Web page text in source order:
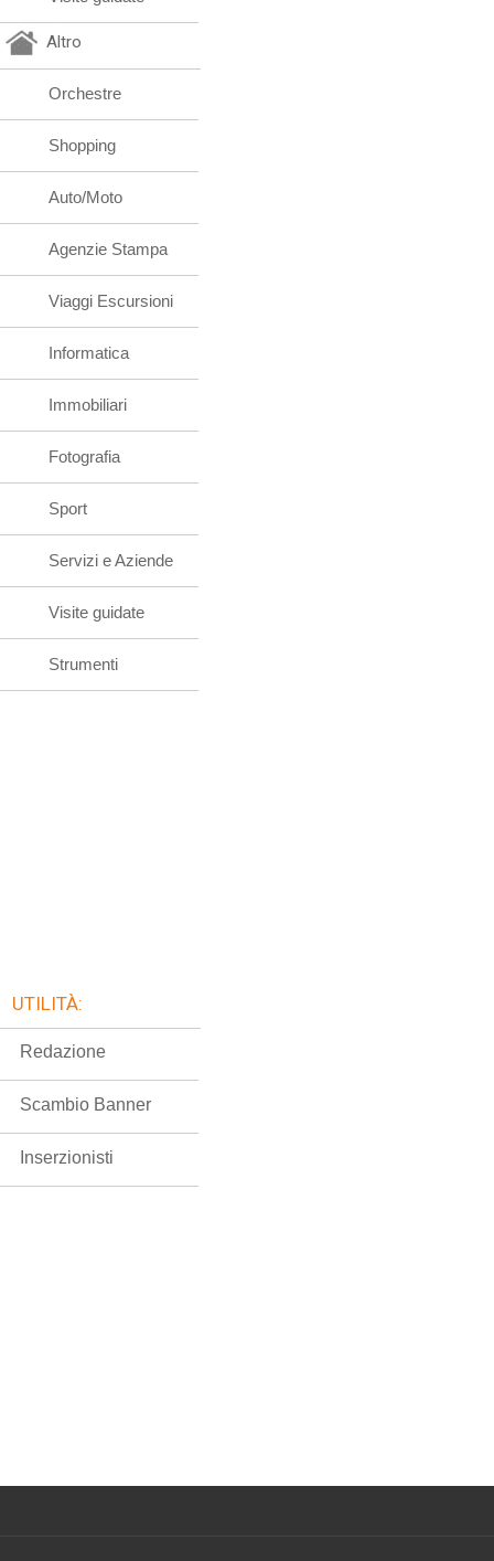
Altro
Orchestre
Shopping
Auto/Moto
Agenzie Stampa
Viaggi Escursioni
Informatica
Immobiliari
Fotografia
Sport
Servizi e Aziende
Visite guidate
Strumenti
UTILITÀ:
Redazione
Scambio Banner
Inserzionisti